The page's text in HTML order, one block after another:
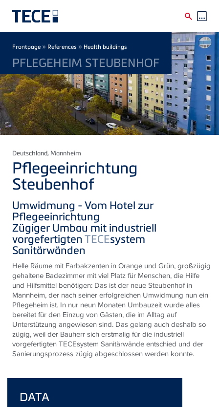
Breadcrumb
Frontpage » References » Health buildings
PFLEGEHEIM STEUBENHOF
Deutschland, Mannheim
Pflegeeinrichtung
Steubenhof
Umwidmung - Vom Hotel zur
Pflegeeinrichtung
Zügiger Umbau mit industriell
vorgefertigtenTECEsystem
Sanitärwänden
Helle Räume mit Farbakzenten in Orange und Grün, großzügig
gehaltene Badezimmer mit viel Platz für Menschen, die Hilfe
und Hilfsmittel benötigen: Das ist der neue Steubenhof in
Mannheim, der nach seiner erfolgreichen Umwidmung nun ein
Pflegeheim ist. In nur neun Monaten Umbauzeit wurde alles
bereitet für den Einzug von Gästen, die im Alltag auf
Unterstützung angewiesen sind. Das gelang auch deshalb so
zügig, weil der Bauherr sich erstmalig für die industriell
vorgefertigten TECEsystem Sanitärwände entschied und der
Sanierungsprozess zügig abgeschlossen werden konnte.
DATA